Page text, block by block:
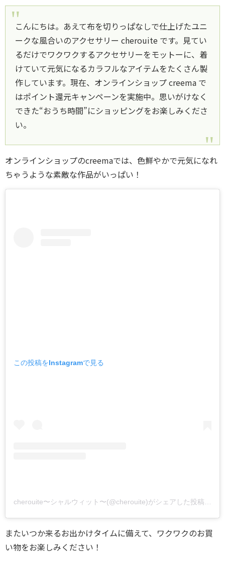
こんにちは。あえて布を切りっぱなしで仕上げたユニ
ークな風合いのアクセサリー cherouite です。見てい
るだけでワクワクするアクセサリーをモットーに、着
けていて元気になるカラフルなアイテムをたくさん製
作しています。現在、オンラインショップ creema で
はポイント還元キャンペーンを実施中。思いがけなく
できた“おうち時間”にショッピングをお楽しみくださ
い。
オンラインショップのcreemaでは、色鮮やかで元気になれ
ちゃうような素敵な作品がいっぱい！
この投稿をInstagramで見る
またいつか来るお出かけタイムに備えて、ワクワクのお買
い物をお楽しみください！